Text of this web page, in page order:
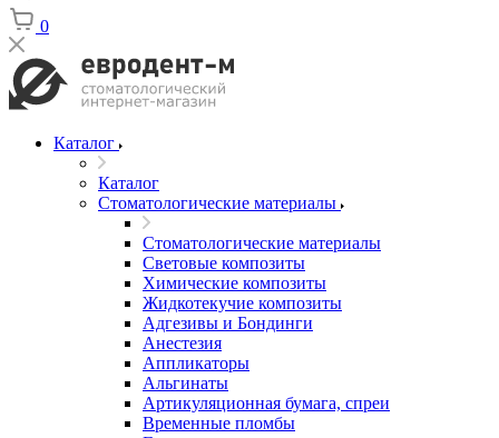
0
Каталог
Каталог
Стоматологические материалы
Стоматологические материалы
Световые композиты
Химические композиты
Жидкотекучие композиты
Адгезивы и Бондинги
Анестезия
Аппликаторы
Альгинаты
Артикуляционная бумага, спреи
Временные пломбы